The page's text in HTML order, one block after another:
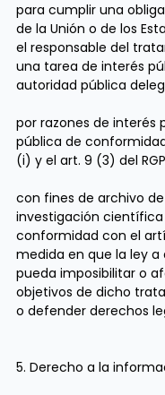
para cumplir una
de la Unión o de los
el responsable del
una tarea de interés
autoridad pública
por razones de interés
pública de
(i) y el art. 9 (3) del
con fines de archivo
investigación
conformidad con el
medida en que la ley
pueda imposibilitar o
objetivos de dicho
o defender derechos
5. Derecho a la